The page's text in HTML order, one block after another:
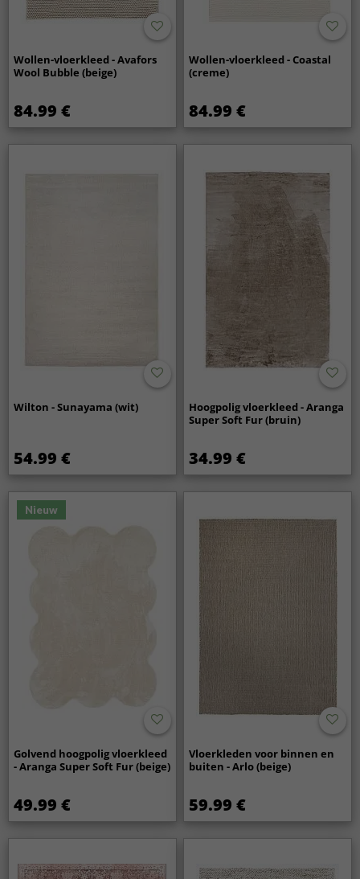
Wollen-vloerkleed - Avafors
Wool Bubble (beige)
84.99 €
Wollen-vloerkleed - Coastal
(creme)
84.99 €
Wilton - Sunayama (wit)
54.99 €
Hoogpolig vloerkleed - Aranga
Super Soft Fur (bruin)
34.99 €
Nieuw
Golvend hoogpolig vloerkleed
- Aranga Super Soft Fur (beige)
49.99 €
Vloerkleden voor binnen en
buiten - Arlo (beige)
59.99 €